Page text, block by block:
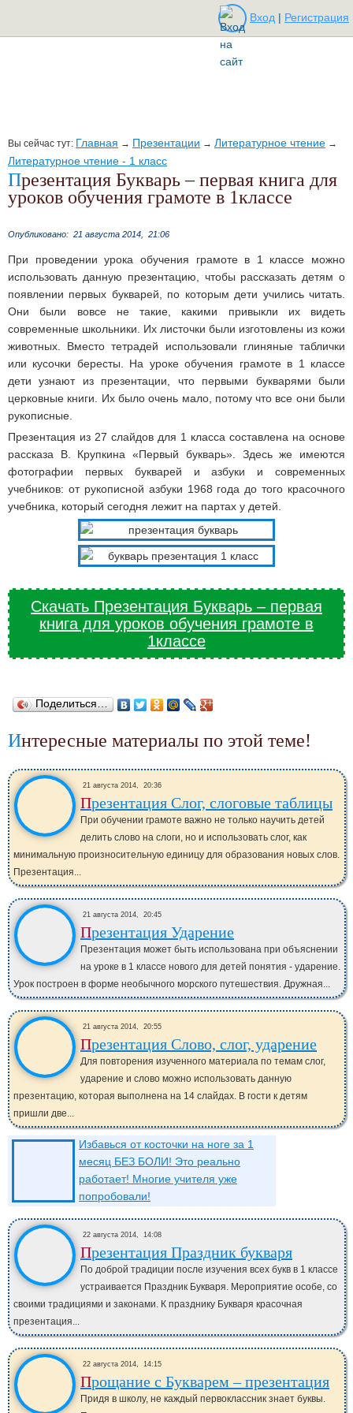
Вход | Регистрация
Вы сейчас тут: Главная → Презентации → Литературное чтение →
Литературное чтение - 1 класс
Презентация Букварь – первая книга для
уроков обучения грамоте в 1классе
Опубликовано: 21 августа 2014, 21:06
При проведении урока обучения грамоте в 1 классе можно
использовать данную презентацию, чтобы рассказать детям о
появлении первых букварей, по которым дети учились читать.
Они были вовсе не такие, какими привыкли их видеть
современные школьники. Их листочки были изготовлены из кожи
животных. Вместо тетрадей использовали глиняные таблички
или кусочки бересты. На уроке обучения грамоте в 1 классе
дети узнают из презентации, что первыми букварями были
церковные книги. Их было очень мало, потому что все они были
рукописные.
Презентация из 27 слайдов для 1 класса составлена на основе
рассказа В. Крупкина «Первый букварь». Здесь же имеются
фотографии первых букварей и азбуки и современных
учебников: от рукописной азбуки 1968 года до того красочного
учебника, который сегодня лежит на партах у детей.
Скачать Презентация Букварь – первая
книга для уроков обучения грамоте в
1классе
Поделиться…
Интересные материалы по этой теме!
21 августа 2014, 20:36
Презентация Слог, слоговые таблицы
При обучении грамоте важно не только научить детей
делить слово на слоги, но и использовать слог, как
минимальную произносительную единицу для образования новых слов.
Презентация...
21 августа 2014, 20:45
Презентация Ударение
Презентация может быть использована при объяснении
на уроке в 1 классе нового для детей понятия - ударение.
Урок построен в форме необычного морского путешествия. Дружная...
21 августа 2014, 20:55
Презентация Слово, слог, ударение
Для повторения изученного материала по темам слог,
ударение и слово можно использовать данную
презентацию, которая выполнена на 14 слайдах. В гости к детям
пришли две...
Избавься от косточки на ноге за 1
месяц БЕЗ БОЛИ! Это реально
работает! Многие учителя уже
попробовали!
22 августа 2014, 14:08
Презентация Праздник букваря
По доброй традиции после изучения всех букв в 1 классе
устраивается Праздник Букваря. Мероприятие особе, со
своими традициями и законами. К празднику Букваря красочная
презентация...
22 августа 2014, 14:15
Прощание с Букварем – презентация
Придя в школу, не каждый первоклассник знает буквы.